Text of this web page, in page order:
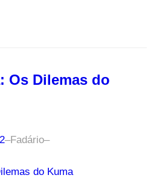
Os Dilemas do
–Fadário–
do Kuma